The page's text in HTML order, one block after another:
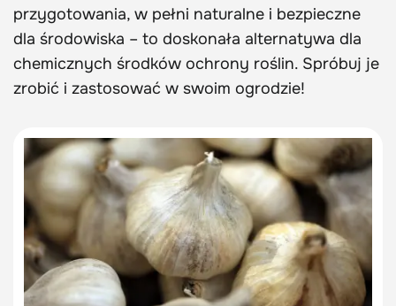
przygotowania, w pełni naturalne i bezpieczne
dla środowiska – to doskonała alternatywa dla
chemicznych środków ochrony roślin. Spróbuj je
zrobić i zastosować w swoim ogrodzie!